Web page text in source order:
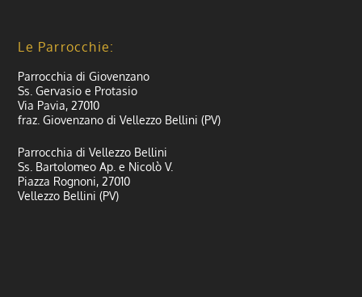
Le Parrocchie:
Parrocchia di Giovenzano
Ss. Gervasio e Protasio
Via Pavia, 27010
fraz. Giovenzano di Vellezzo Bellini (PV)
Parrocchia di Vellezzo Bellini
Ss. Bartolomeo Ap. e Nicolò V.
Piazza Rognoni, 27010
Vellezzo Bellini (PV)